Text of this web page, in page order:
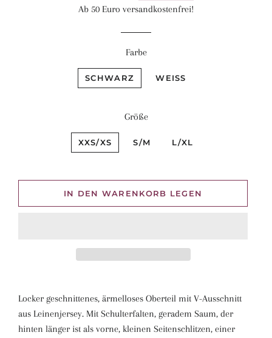
Ab 50 Euro versandkostenfrei!
Farbe
SCHWARZ WEISS
Größe
XXS/XS S/M L/XL
IN DEN WARENKORB LEGEN
Locker geschnittenes, ärmelloses Oberteil mit V-Ausschnitt
aus Leinenjersey. Mit Schulterfalten, geradem Saum, der
hinten länger ist als vorne, kleinen Seitenschlitzen, einer